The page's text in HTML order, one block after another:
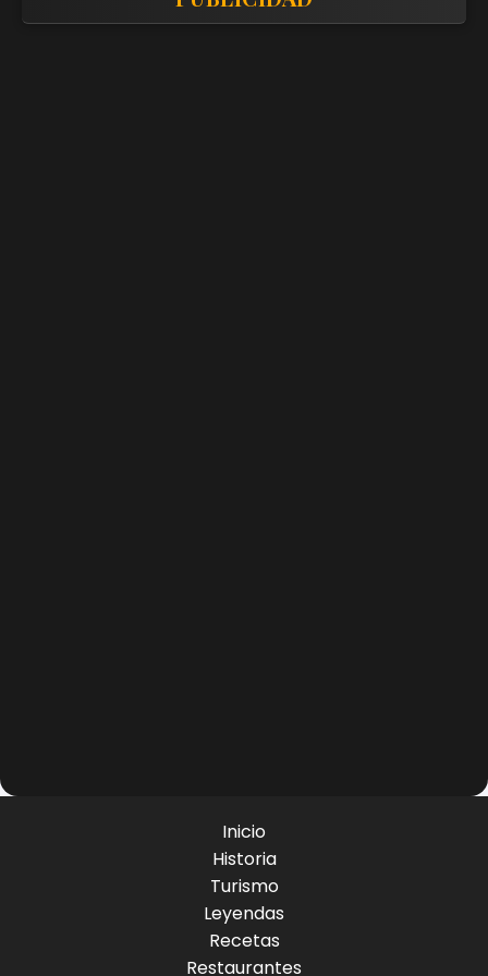
Inicio
Historia
Turismo
Leyendas
Recetas
Restaurantes